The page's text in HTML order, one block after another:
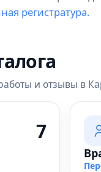
регистратура.
и отзывы в
7